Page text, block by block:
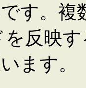
す。複
を反映
ます。